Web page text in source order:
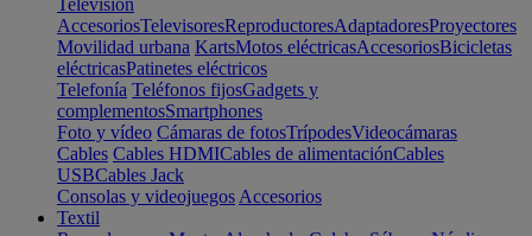
Televisión
AccesoriosTelevisoresReproductoresAdaptadoresProyectores
Movilidad urbana KartsMotos eléctricasAccesoriosBicicletas
eléctricasPatinetes eléctricos
Telefonía Teléfonos fijosGadgets y
complementosSmartphones
Foto y vídeo Cámaras de fotosTrípodesVideocámaras
Cables Cables HDMICables de alimentaciónCables
USBCables Jack
Consolas y videojuegos Accesorios
Textil